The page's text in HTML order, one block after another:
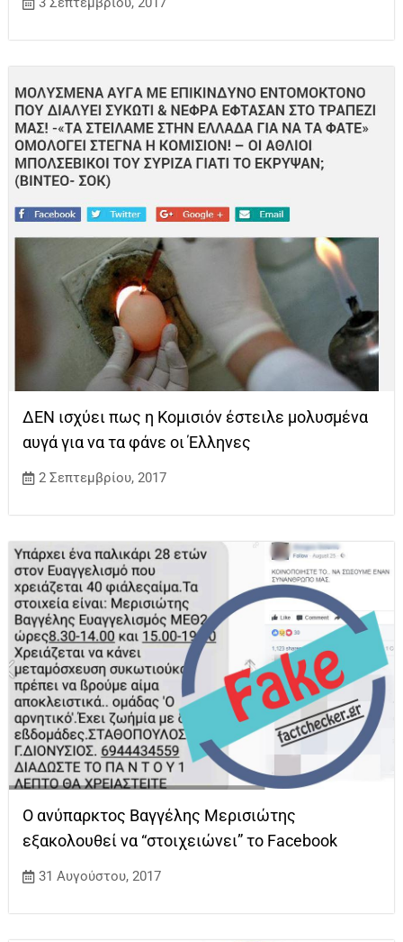
ΔΕΝ ισχύει πως η Κομισιόν έστειλε μολυσμένα
αυγά για να τα φάνε οι Έλληνες
2 Σεπτεμβρίου, 2017
Ο ανύπαρκτος Βαγγέλης Μερισιώτης
εξακολουθεί να “στοιχειώνει” το Facebook
31 Αυγούστου, 2017